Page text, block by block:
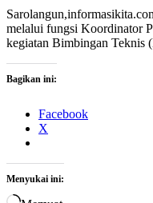
melalui fungsi Koordinator
kegiatan Bimbingan
Bagikan ini:
Facebook
X
Menyukai ini: